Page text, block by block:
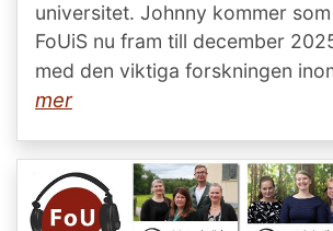
universitet. Johnny kommer
FoUiS nu fram till december
med den viktiga forskningen
mer